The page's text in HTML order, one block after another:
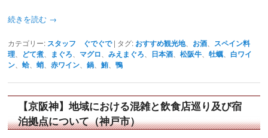
続きを読む →
カテゴリー: スタッフ ぐでぐで | タグ: おすすめ観光地、 お酒
スペイン料
理
どて煮 まぐろ マグロ 、みえまぐろ 日本酒 、松阪牛 、牡蠣
白ワイ
ン 、蛤 、蛸 、赤ワイン 、鍋 、鮪 、鴨
【京阪神】地域における混雑と飲食店巡り及び宿
泊拠点について（神戸市）